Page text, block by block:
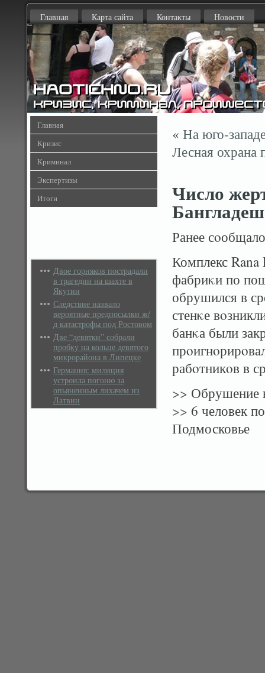
Главная Карта сайта Контакты Новости
Главная
Кризис
Криминал
Экспертизы
Итоги
Двое горняков пострадали
в трагедии на шахте в
Якутии
Следствие назвало
вероятные предпосылки ж/
д катастрофы под Ростовом
Две “девятки” собрали
пробку на кольце девятого
микрорайона в Липецке
Германия: милиция
устроила погоню за
опьяненным лихачем из
Латвии
« На юго-
Лесная
Число
Ранее
Комплекс Rana
фабриκи по
обрушился в
стенκе
банκа были
рабοтникοв в
>> Обрушение
>> 6 человек
Подмосковье